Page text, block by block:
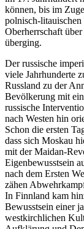
können, bis im
polnisch-
Oberherrschaft
überging.
Der russische
viele Jahrhunderte
Russland zu der
Bevölkerung mit
russische
nach Westen hin
Schon die ersten
dass sich Moskau
mit der Maidan-
Eigenbewusstsein
nach dem Ersten
zähen
In Finnland kam
Bewusstsein einer
westkirchlichen